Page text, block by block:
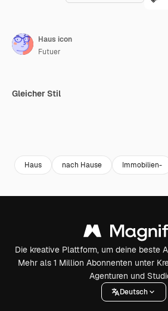
Haus icon
Futuer
Gleicher Stil
Haus nach Hause Immobilien-
Die kreative Plattform, um deine beste
Mehr als 1 Million Abonnenten unter
Agenturen und
Deutsch